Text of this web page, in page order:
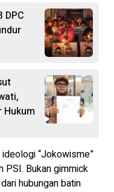
DPC
Hukum
“Jokowisme”
PSI. Bukan gimmick
hubungan batin